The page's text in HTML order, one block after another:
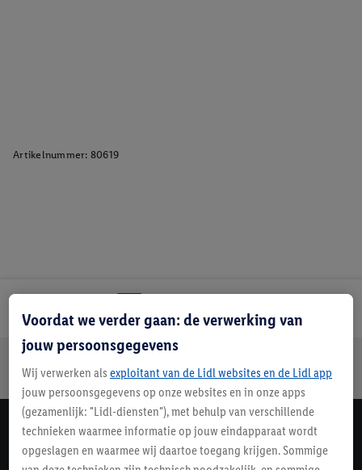
Artikelnummer: 80619
Jouw voordelen bij ons als Lidl webshop klant
Gratis retourneren Veilig winkelen 30 dagen bedenktijd
Lidl Nieuwsbrief
Schrijf je in
Voordat we verder gaan: de verwerking van
jouw persoonsgegevens
Wij verwerken als exploitant van de Lidl websites en de Lidl app
jouw persoonsgegevens op onze websites en in onze apps
(gezamenlijk: "Lidl-diensten"), met behulp van verschillende
technieken waarmee informatie op jouw eindapparaat wordt
opgeslagen en waarmee wij daartoe toegang krijgen. Sommige